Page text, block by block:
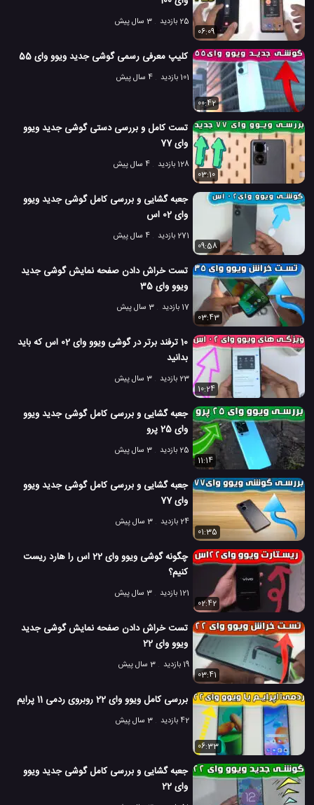
25 بازدید
3 سال پیش
06:09
کلیپ معرفی رسمی گوشی جدید ویوو وای 55
101 بازدید 4 سال پیش
00:42
تست کامل و بررسی دستی گوشی جدید ویوو
وای 77
128 بازدید
4 سال پیش
03:10
جعبه گشایی و بررسی کامل گوشی جدید ویوو
وای 02 اس
271 بازدید
4 سال پیش
09:58
تست خراش دادن صفحه نمایش گوشی جدید
ویوو وای 35
17 بازدید
3 سال پیش
03:43
10 ترفند برتر در گوشی ویوو وای 02 اس که باید
بدانید
23 بازدید
3 سال پیش
10:24
جعبه گشایی و بررسی کامل گوشی جدید ویوو
وای 25 پرو
25 بازدید
3 سال پیش
11:14
جعبه گشایی و بررسی کامل گوشی جدید ویوو
وای 77
24 بازدید
3 سال پیش
01:35
چگونه گوشی ویوو وای 22 اس را هارد ریست
کنیم؟
121 بازدید
3 سال پیش
02:42
تست خراش دادن صفحه نمایش گوشی جدید
ویوو وای 22
19 بازدید
3 سال پیش
03:41
بررسی کامل ویوو وای 22 روبروی ردمی 11 پرایم
42 بازدید 3 سال پیش
06:33
جعبه گشایی و بررسی کامل گوشی جدید ویوو
وای 22